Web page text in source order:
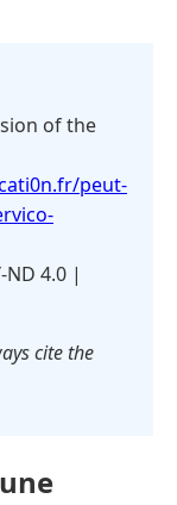
of the
peut-
ND 4.0 |
cite the